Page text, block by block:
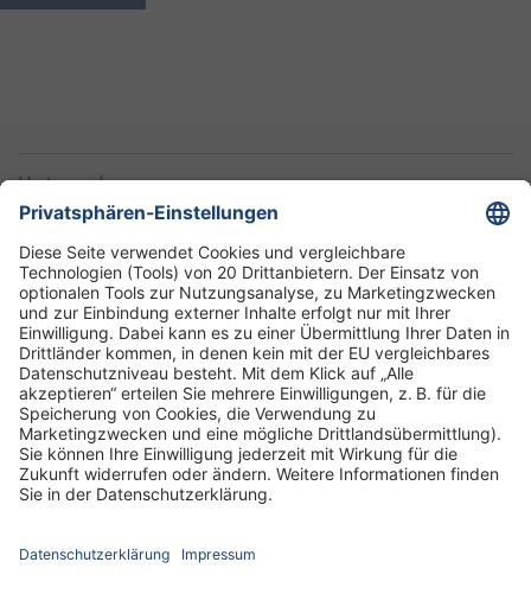
Unternehmen
Informationen
Standorte
DRK-Schwesternschaft Berlin
Impressum